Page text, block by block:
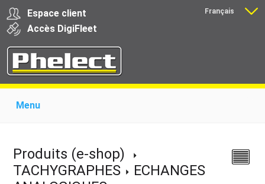
Espace client
Accès DigiFleet
Français
Menu
Produits pour transporteurs
Formations
Actualité
Support Download
Liens
Contact
Produits (e-shop)
TACHYGRAPHES
ECHANGES